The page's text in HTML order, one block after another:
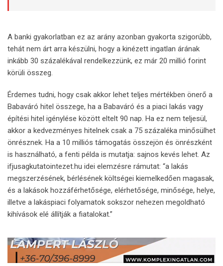
A banki gyakorlatban ez az arány azonban gyakorta szigorúbb,
tehát nem árt arra készülni, hogy a kinézett ingatlan árának
inkább 30 százalékával rendelkezzünk, ez már 20 millió forint
körüli összeg.
Érdemes tudni, hogy csak akkor lehet teljes mértékben önerő a
Babaváró hitel összege, ha a Babaváró és a piaci lakás vagy
építési hitel igénylése között eltelt 90 nap. Ha ez nem teljesül,
akkor a kedvezményes hitelnek csak a 75 százaléka minősülhet
önrésznek. Ha a 10 milliós támogatás összejön és önrészként
is használható, a fenti példa is mutatja: sajnos kevés lehet. Az
ifjusagkutatointezet.hu idei elemzésre rámutat: “a lakás
megszerzésének, bérlésének költségei kiemelkedően magasak,
és a lakások hozzáférhetősége, elérhetősége, minősége, helye,
illetve a lakáspiaci folyamatok sokszor nehezen megoldható
kihívások elé állítják a fiatalokat.”